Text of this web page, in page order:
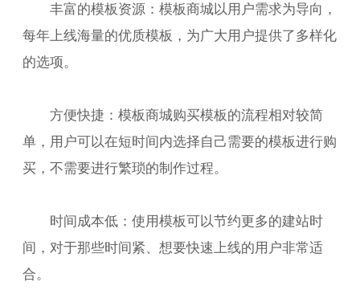
丰富的模板资源：模板商城以用户需求为导向，
每年上线海量的优质模板，为广大用户提供了多样化
的选项。
方便快捷：模板商城购买模板的流程相对较简
单，用户可以在短时间内选择自己需要的模板进行购
买，不需要进行繁琐的制作过程。
时间成本低：使用模板可以节约更多的建站时
间，对于那些时间紧、想要快速上线的用户非常适
合。